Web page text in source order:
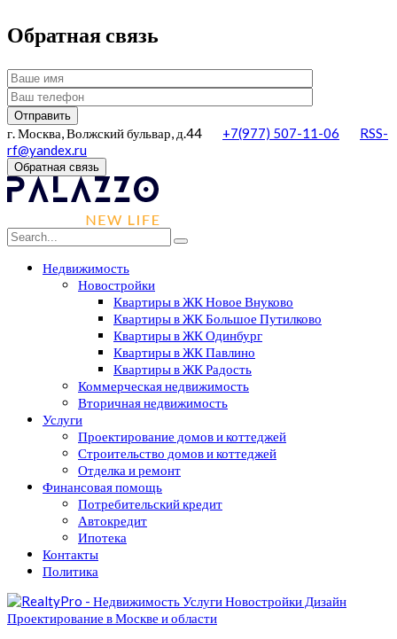
Обратная связь
г. Москва, Волжский бульвар, д.44 +7(977) 507-11-06
RSS-
rf@yandex.ru
Обратная связь
Недвижимость
Новостройки
Квартиры в ЖК Новое Внуково
Квартиры в ЖК Большое Путилково
Квартиры в ЖК Одинбург
Квартиры в ЖК Павлино
Квартиры в ЖК Радость
Коммерческая недвижимость
Вторичная недвижимость
Услуги
Проектирование домов и коттеджей
Строительство домов и коттеджей
Отделка и ремонт
Финансовая помощь
Потребительский кредит
Автокредит
Ипотека
Контакты
Политика